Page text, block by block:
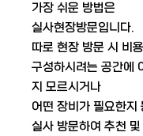
​ 가장 쉬운 방법은
실사현장방문입니다.
따로 현장 방문 시 비
구성하시려는 공간에
지 모르시거나
어떤 장비가 필요한지
실사 방문하여 추천